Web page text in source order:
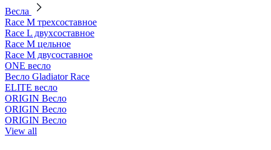
Весла
Race М трехсоставное
Race L двухсоставное
Race М цельное
Race М двусоставное
ONE весло
Весло Gladiator Race
ELITE весло
ORIGIN Весло
ORIGIN Весло
ORIGIN Весло
View all